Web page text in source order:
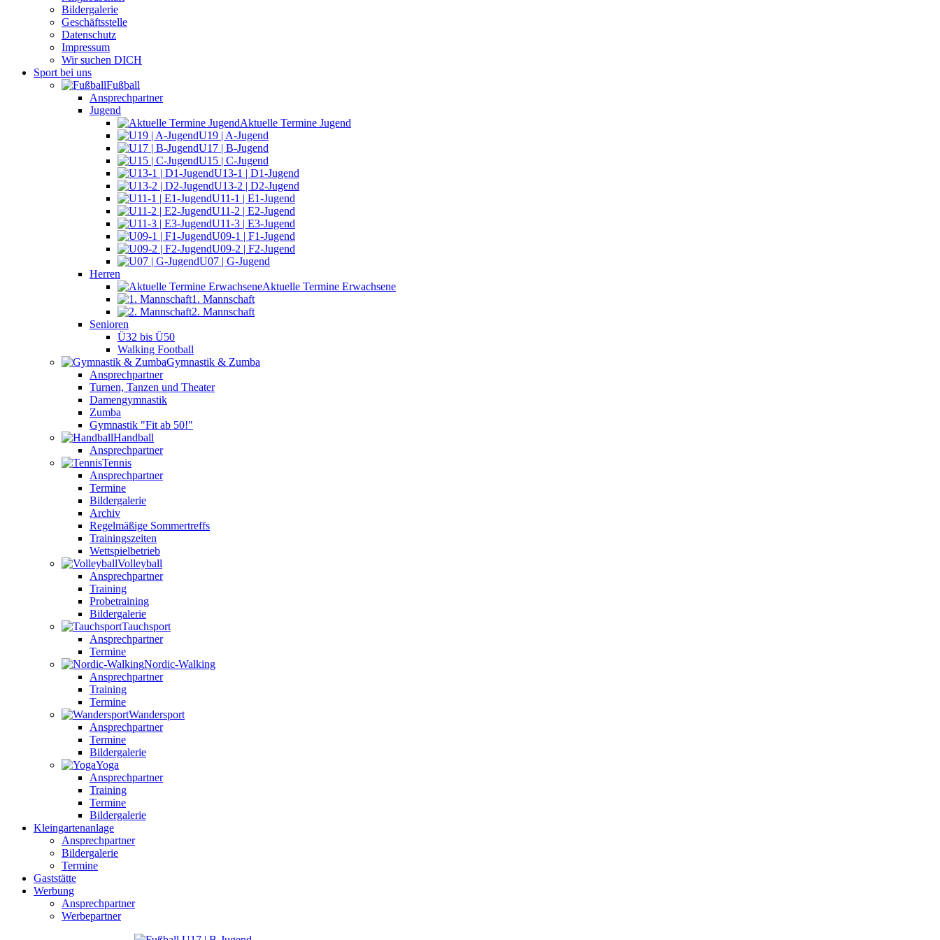
Bildergalerie
Geschäftsstelle
Datenschutz
Impressum
Wir suchen DICH
Sport bei uns
Fußball
Ansprechpartner
Jugend
Aktuelle Termine Jugend
U19 | A-Jugend
U17 | B-Jugend
U15 | C-Jugend
U13-1 | D1-Jugend
U13-2 | D2-Jugend
U11-1 | E1-Jugend
U11-2 | E2-Jugend
U11-3 | E3-Jugend
U09-1 | F1-Jugend
U09-2 | F2-Jugend
U07 | G-Jugend
Herren
Aktuelle Termine Erwachsene
1. Mannschaft
2. Mannschaft
Senioren
Ü32 bis Ü50
Walking Football
Gymnastik & Zumba
Ansprechpartner
Turnen, Tanzen und Theater
Damengymnastik
Zumba
Gymnastik "Fit ab 50!"
Handball
Ansprechpartner
Tennis
Ansprechpartner
Termine
Bildergalerie
Archiv
Regelmäßige Sommertreffs
Trainingszeiten
Wettspielbetrieb
Volleyball
Ansprechpartner
Training
Probetraining
Bildergalerie
Tauchsport
Ansprechpartner
Termine
Nordic-Walking
Ansprechpartner
Training
Termine
Wandersport
Ansprechpartner
Termine
Bildergalerie
Yoga
Ansprechpartner
Training
Termine
Bildergalerie
Kleingartenanlage
Ansprechpartner
Bildergalerie
Termine
Gaststätte
Werbung
Ansprechpartner
Werbepartner